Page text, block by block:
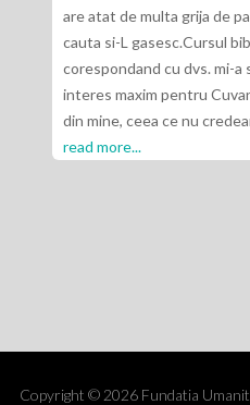
are atat de multa grija de
cauta si-L gasesc.Cursul
corespondand cu dvs. mi-
interes maxim pentru
din mine, ceea ce nu
read more...
Copyright © 2026 Fundatia